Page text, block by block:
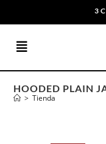
3
HOODED PLAIN
> Tienda